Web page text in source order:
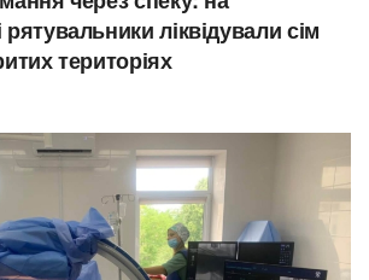
ліквідували сім
територіях